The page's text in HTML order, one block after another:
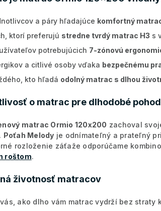
a páry hľadajúce komfortný
ktorí preferujú stredne tvrdý matrac H3 s
potrebujúcich 7-zónovú
a citlivé osoby vďaka bezpečnému
kto hľadá odolný matrac s dlhou
o matrac pre dlhodobé
matrac Ormio 120x200 zachoval
Poťah Melody je odnímateľný a prateľný
rozloženie záťaže odporúčame
roštom.
životnosť matracov
ako dlho vám matrac vydrží bez straty